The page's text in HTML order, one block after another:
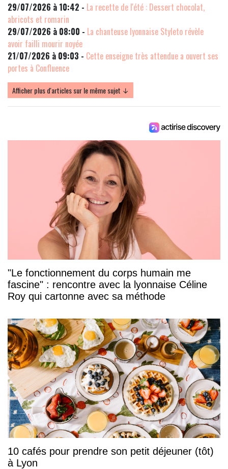
29/07/2026 à 10:42 - La recette de l'été : Dessert chocolat,
abricots et romarin
29/07/2026 à 08:00 - La chanteuse lyonnaise Styleto révèle
avoir failli mourir noyée
21/07/2026 à 09:03 - Cette enseigne très attendue a ouvert ses
portes à Confluence
Afficher plus d'articles sur le même sujet ↓
"Le fonctionnement du corps humain me
fascine" : rencontre avec la lyonnaise Céline
Roy qui cartonne avec sa méthode
10 cafés pour prendre son petit déjeuner (tôt)
à Lyon